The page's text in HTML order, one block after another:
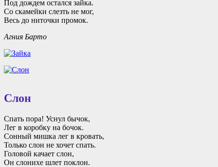
Под дождем остался зайка.
Со скамейки слезть не мог,
Весь до ниточки промок.
Агния Барто
Слон
Спать пора! Уснул бычок,
Лег в коробку на бочок.
Сонный мишка лег в кровать,
Только слон не хочет спать.
Головой качает слон,
Он слонихе шлет поклон.